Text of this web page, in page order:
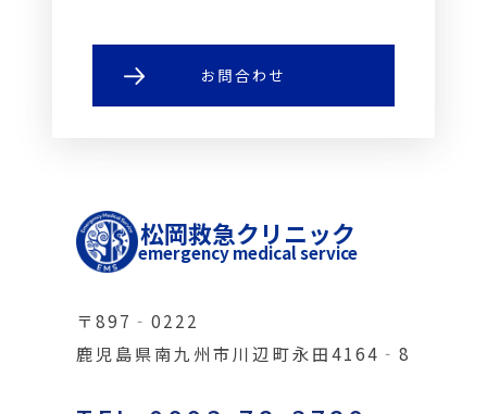
お問合わせ
松岡救急クリニック
emergency medical service
〒897‐0222
鹿児島県南九州市川辺町永田4164‐8